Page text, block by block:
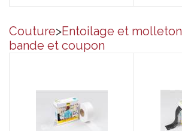
Couture>Entoilage et molleton
bande et coupon